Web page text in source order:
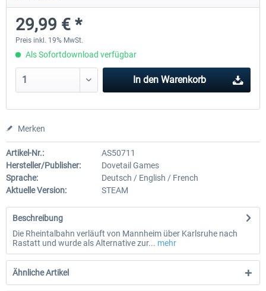
29,99 € *
Preis inkl. 19% MwSt.
Als Sofortdownload verfügbar
In den Warenkorb
Merken
Artikel-Nr.:
AS50711
Hersteller/Publisher:
Dovetail Games
Sprache:
Deutsch / English / French
Aktuelle Version:
STEAM
Beschreibung
Die Rheintalbahn verläuft von Mannheim über Karlsruhe nach
Rastatt und wurde als Alternative zur... mehr
Ähnliche Artikel